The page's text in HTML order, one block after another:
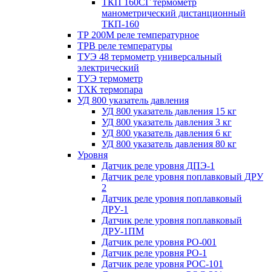
ТКП 160СГ термометр
манометрический дистанционный
ТКП-160
ТР 200М реле температурное
ТРВ реле температуры
ТУЭ 48 термометр универсальный
электрический
ТУЭ термометр
ТХК термопара
УД 800 указатель давления
УД 800 указатель давления 15 кг
УД 800 указатель давления 3 кг
УД 800 указатель давления 6 кг
УД 800 указатель давления 80 кг
Уровня
Датчик реле уровня ДПЭ-1
Датчик реле уровня поплавковый ДРУ
2
Датчик реле уровня поплавковый
ДРУ-1
Датчик реле уровня поплавковый
ДРУ-1ПМ
Датчик реле уровня РО-001
Датчик реле уровня РО-1
Датчик реле уровня РОС-101